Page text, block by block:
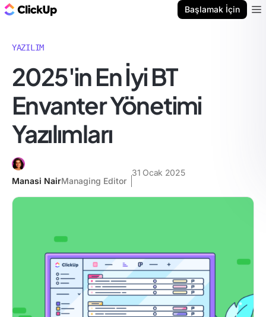
Başlamak İçin
YAZILIM
2025'in En İyi BT
Envanter Yönetimi
Yazılımları
Manasi NairManaging Editor
31 Ocak 2025